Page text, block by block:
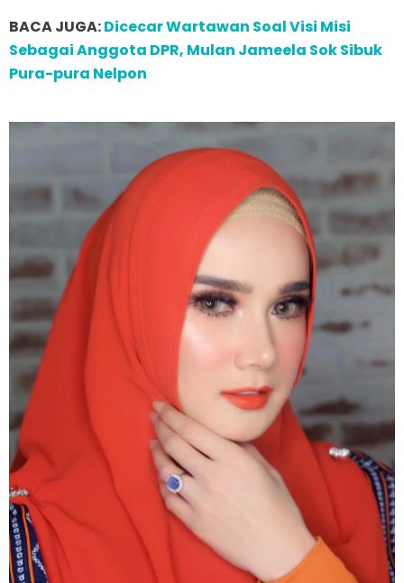
BACA JUGA:Dicecar Wartawan Soal Visi Misi
Sebagai Anggota DPR, Mulan Jameela Sok Sibuk
Pura-pura Nelpon